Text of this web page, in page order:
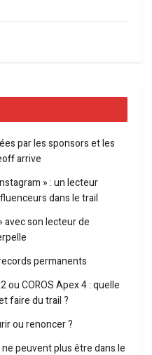
par les sponsors et les
arrive
» : un lecteur
dans le trail
avec son lecteur de
permanents
ou COROS Apex 4 : quelle
faire du trail ?
ou renoncer ?
peuvent plus être dans le